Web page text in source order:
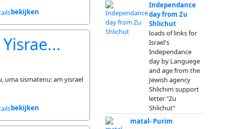
bekijken
uma sismatenu: am yisrael
bekijken
Independance
day from Zu
Shlichut
loads of links for
Israel's
Independance
day by Languege
and age from the
Jewish agency
Shlichim support
letter "Zu
Shlichut"
matal- Purim